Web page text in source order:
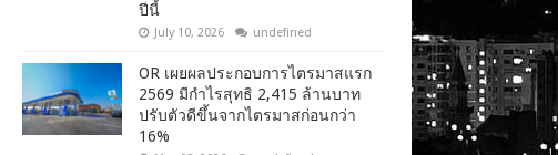
ปีนี้
July 10, 2026 undefined
OR เผยผลประกอบการไตรมาสแรก
2569 มีกำไรสุทธิ 2,415 ล้านบาท
ปรับตัวดีขึ้นจากไตรมาสก่อนกว่า
16%